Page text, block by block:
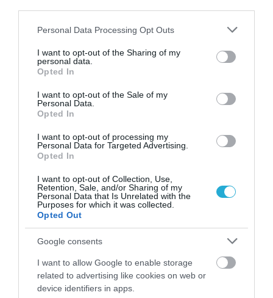
Please note that this website/app uses one or more Google
not limited to your visit or usage behaviour. You may click to
grant or deny consent to Google and its third-party tags to
use your data for below specified purposes in below Google
consent section.
Personal Data Processing Opt Outs
I want to opt-out of the Sharing of my
personal data.
Opted In
I want to opt-out of the Sale of my
Personal Data.
Opted In
I want to opt-out of processing my
Personal Data for Targeted Advertising.
Opted In
I want to opt-out of Collection, Use,
Retention, Sale, and/or Sharing of my
Personal Data that Is Unrelated with the
Purposes for which it was collected.
Opted Out
Google consents
I want to allow Google to enable storage
related to advertising like cookies on web or
device identifiers in apps.
Πρόσφατα Επεισόδια
pagenews.gr: «Η
αντέχει άλλη
χαμένη
26.07.2026 | 23:44